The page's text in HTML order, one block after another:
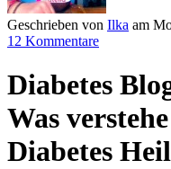
Geschrieben von Ilka am
12 Kommentare
Diabetes
Was
Diabetes